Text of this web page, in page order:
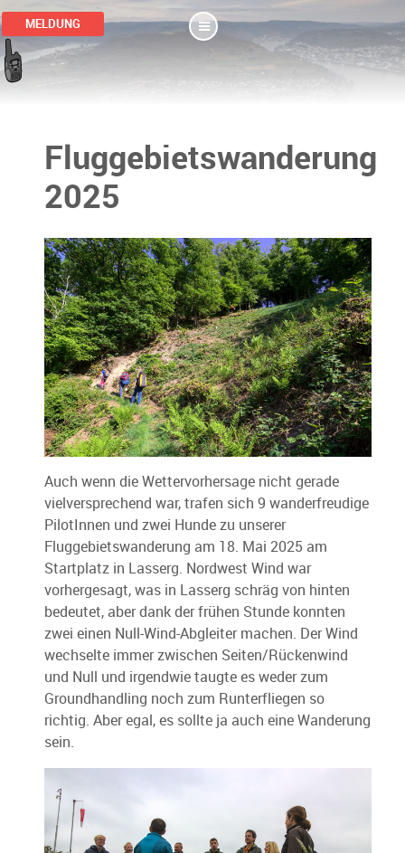
MELDUNG
Fluggebietswanderung
2025
Auch wenn die Wettervorhersage nicht gerade
vielversprechend war, trafen sich 9 wanderfreudige
PilotInnen und zwei Hunde zu unserer
Fluggebietswanderung am 18. Mai 2025 am
Startplatz in Lasserg. Nordwest Wind war
vorhergesagt, was in Lasserg schräg von hinten
bedeutet, aber dank der frühen Stunde konnten
zwei einen Null-Wind-Abgleiter machen. Der Wind
wechselte immer zwischen Seiten/Rückenwind
und Null und irgendwie taugte es weder zum
Groundhandling noch zum Runterfliegen so
richtig. Aber egal, es sollte ja auch eine Wanderung
sein.